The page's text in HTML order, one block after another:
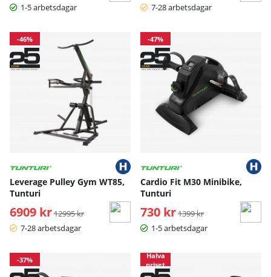
1-5 arbetsdagar
7-28 arbetsdagar
-46%
Leverage Pulley Gym WT85,
Tunturi
6909 kr Ordinarie pris:
12995 kr
7-28 arbetsdagar
-47%
Cardio Fit M30 Minibike,
Tunturi
730 kr Ordinarie pris:
1399 kr
1-5 arbetsdagar
-37%
Halva
priset